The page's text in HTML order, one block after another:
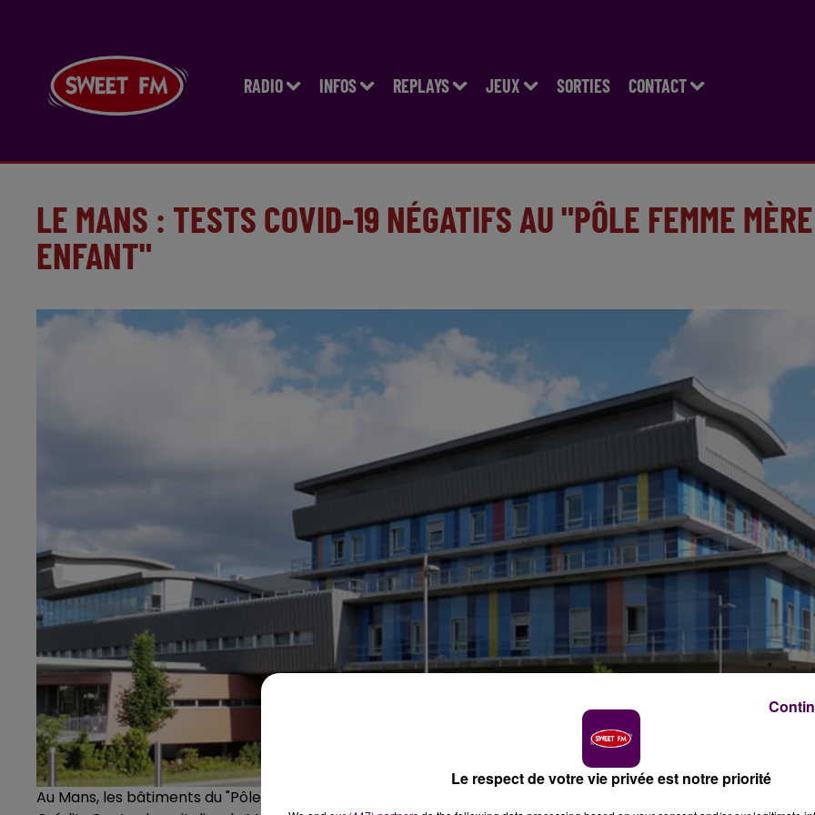
RADIO INFOS REPLAYS JEUX SORTIES CONTACT
LE MANS : TESTS COVID-19 NÉGATIFS AU "PÔLE FEMME MÈRE
ENFANT"
Au Mans, les bâtiments du "Pôle femme mère enfant"
Le respect de votre vie privée est notre priorité